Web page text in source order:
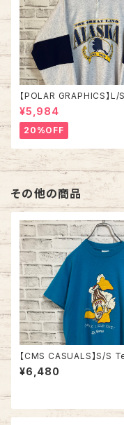
【POLAR GRAPHICS】L/
fZip Sweat XL Made in
A 90s “ALASKA” スーベ
ハーフジップスウェット トレ
ー アラスカ お土産モノ
e ヴィンテージ アメリカ
古着
¥5,984
20%OFF
その他の商品
【CMS CASUALS】S/S
80s-90s Made in USA “DU
CK LIGHT” vintage USA製
ステッチ アメリカ USA レ
古着
¥6,480